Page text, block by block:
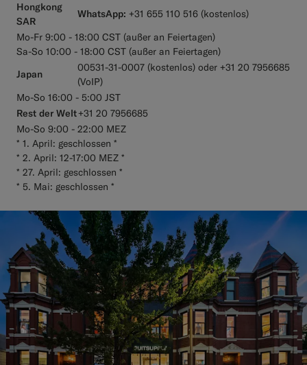
Hongkong
SAR
WhatsApp: +31 655 110 516 (kostenlos)
Mo-Fr 9:00 - 18:00 CST (außer an Feiertagen)
Sa-So 10:00 - 18:00 CST (außer an Feiertagen)
Japan
00531-31-0007 (kostenlos) oder +31 20 7956685
(VoIP)
Mo-So 16:00 - 5:00 JST
Rest der Welt+31 20 7956685
Mo-So 9:00 - 22:00 MEZ
* 1. April: geschlossen *
* 2. April: 12-17:00 MEZ *
* 27. April: geschlossen *
* 5. Mai: geschlossen *